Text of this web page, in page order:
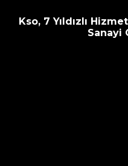
Kso, 7 Yıldızlı
Sanayi